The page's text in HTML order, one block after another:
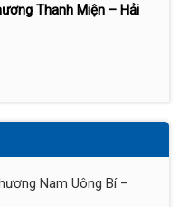
Thanh Miện – Hải
Nam Uông Bí –